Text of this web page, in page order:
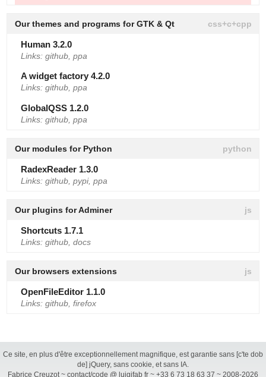
Our themes and programs for GTK & Qt
Human 3.2.0
Links: github, ppa
A widget factory 4.2.0
Links: github, ppa
GlobalQSS 1.2.0
Links: github, ppa
Our modules for Python
RadexReader 1.3.0
Links: github, pypi, ppa
Our plugins for Adminer
Shortcuts 1.7.1
Links: github, docs
Our browsers extensions
OpenFileEditor 1.1.0
Links: github, firefox
Ce site, en plus d'être exceptionnellement magnifique, est garantie sans [c'te dob
de] jQuery, sans cookie, et sans IA.
Fabrice Creuzot ~ contact/code @ luigifab fr ~ +33 6 73 18 63 37 ~ 2008-2026